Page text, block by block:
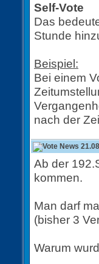
Self-Vote
Das
Stunde
Beispiel:
Bei einem
nach der
Ab der
kommen.
Man darf
(bisher 3
Warum